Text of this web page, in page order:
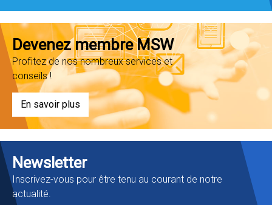
Devenez membre MSW
Profitez de nos nombreux services et
conseils !
En savoir plus
Newsletter
Inscrivez-vous pour être tenu au courant de notre
actualité.